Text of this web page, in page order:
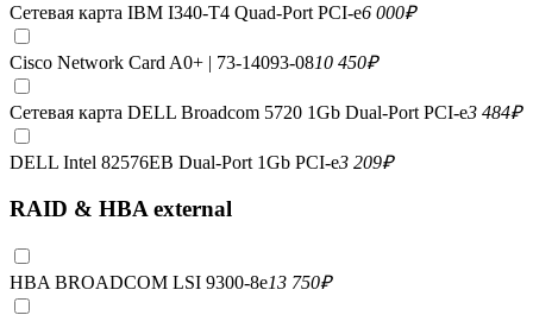
Сетевая карта IBM I340-T4 Quad-Port PCI-e6 000₽
Cisco Network Card A0+ | 73-14093-0810 450₽
Сетевая карта DELL Broadcom 5720 1Gb Dual-Port PCI-e3 484₽
DELL Intel 82576EB Dual-Port 1Gb PCI-e3 209₽
RAID & HBA external
HBA BROADCOM LSI 9300-8e13 750₽